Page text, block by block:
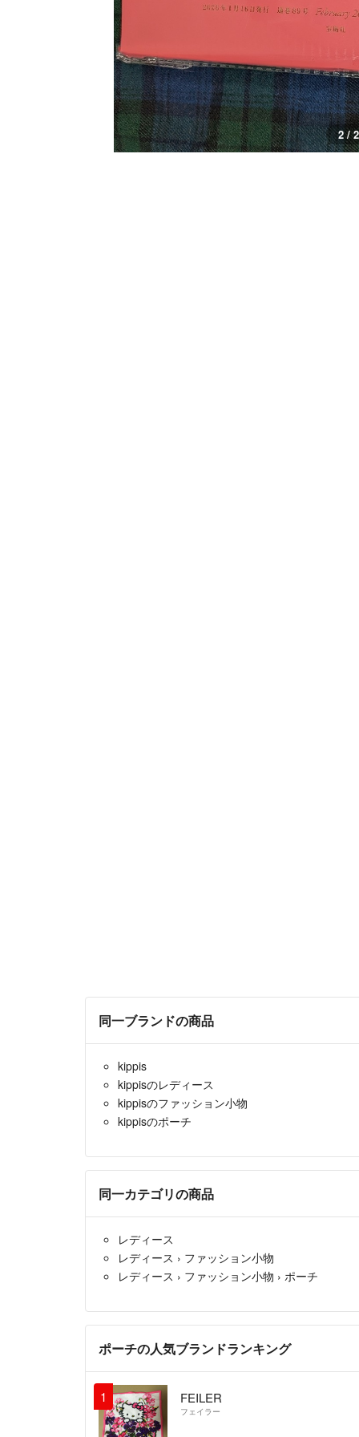
1 / 2
同一ブランドの商品
kippis
kippisのレディース
kippisのファッション小物
kippisのポーチ
同一カテゴリの商品
レディース
レディース › ファッション小物
レディース › ファッション小物 › ポーチ
ポーチの人気ブランドランキング
1 FEILER
フェイラー